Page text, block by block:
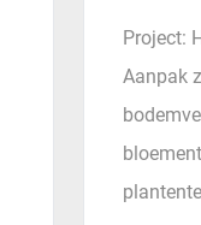
Project:
Aanpak